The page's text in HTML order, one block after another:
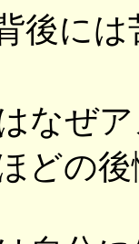
後に
なぜ
どの